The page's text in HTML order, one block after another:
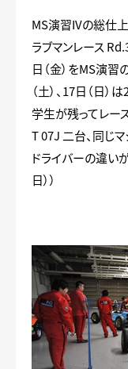
MS演習IVの総仕
ラブマンレース
日（金）をMS演
（土）、17日（日
学生が残ってレー
T 07J 二台、同じマ
ドライバーの違い
日））